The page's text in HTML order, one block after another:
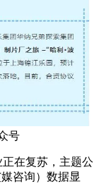
号
在复苏，主题公
咨询）数据显